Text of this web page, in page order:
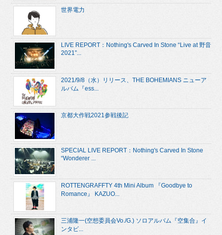
世界電力
LIVE REPORT：Nothing's Carved In Stone “Live at 野音
2021”...
2021/9/8（水）リリース、THE BOHEMIANS ニューア
ルバム『ess...
京都大作戦2021参戦後記
SPECIAL LIVE REPORT：Nothing's Carved In Stone
“Wonderer ...
ROTTENGRAFFTY 4th Mini Album 『Goodbye to
Romance』 KAZUO...
三浦隆一(空想委員会Vo./G.) ソロアルバム『空集合』イ
ンタビ...